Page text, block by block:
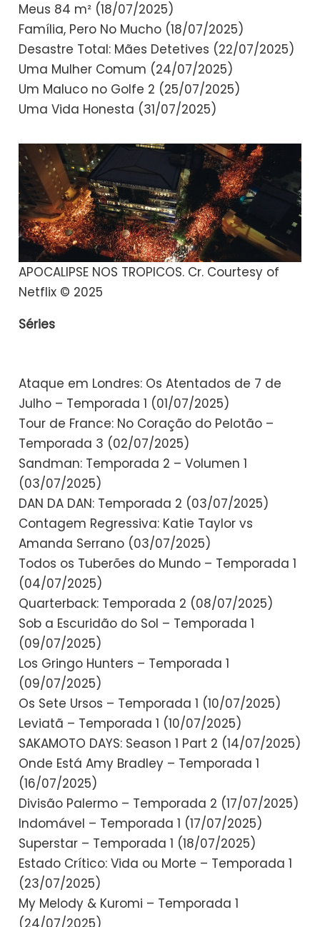
Meus 84 m² (18/07/2025)
Família, Pero No Mucho (18/07/2025)
Desastre Total: Mães Detetives (22/07/2025)
Uma Mulher Comum (24/07/2025)
Um Maluco no Golfe 2 (25/07/2025)
Uma Vida Honesta (31/07/2025)
APOCALIPSE NOS TROPICOS. Cr. Courtesy of
Netflix © 2025
Séries
Ataque em Londres: Os Atentados de 7 de
Julho – Temporada 1 (01/07/2025)
Tour de France: No Coração do Pelotão –
Temporada 3 (02/07/2025)
Sandman: Temporada 2 – Volumen 1
(03/07/2025)
DAN DA DAN: Temporada 2 (03/07/2025)
Contagem Regressiva: Katie Taylor vs
Amanda Serrano (03/07/2025)
Todos os Tuberões do Mundo – Temporada 1
(04/07/2025)
Quarterback: Temporada 2 (08/07/2025)
Sob a Escuridão do Sol – Temporada 1
(09/07/2025)
Los Gringo Hunters – Temporada 1
(09/07/2025)
Os Sete Ursos – Temporada 1 (10/07/2025)
Leviatã – Temporada 1 (10/07/2025)
SAKAMOTO DAYS: Season 1 Part 2 (14/07/2025)
Onde Está Amy Bradley – Temporada 1
(16/07/2025)
Divisão Palermo – Temporada 2 (17/07/2025)
Indomável – Temporada 1 (17/07/2025)
Superstar – Temporada 1 (18/07/2025)
Estado Crítico: Vida ou Morte – Temporada 1
(23/07/2025)
My Melody & Kuromi – Temporada 1
(24/07/2025)